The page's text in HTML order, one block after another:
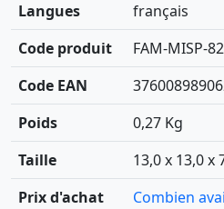
Langues
français
Code produit
FAM-MISP-
Code EAN
Poids
0,27 Kg
Taille
13,0 x 13,0 x
Prix d'achat
Combien